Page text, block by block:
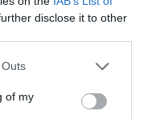
disclose it to other
of my
invertiria més a
i s'arreglava "la
que està